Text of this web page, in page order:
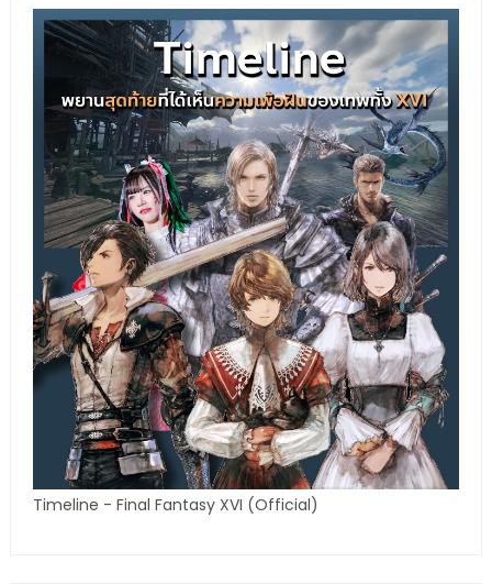
Timeline - Final Fantasy XVI (Official)